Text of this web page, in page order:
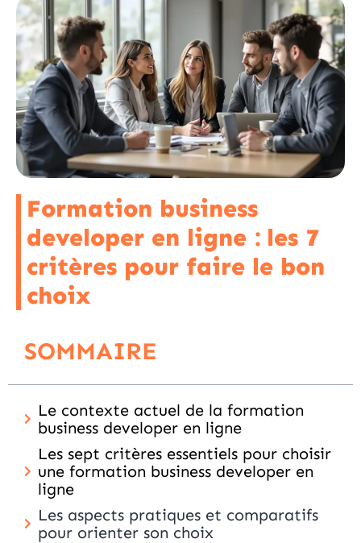
Formation business
developer en ligne : les 7
critères pour faire le bon
choix
SOMMAIRE
Le contexte actuel de la formation
business developer en ligne
Les sept critères essentiels pour choisir
une formation business developer en
ligne
Les aspects pratiques et comparatifs
pour orienter son choix